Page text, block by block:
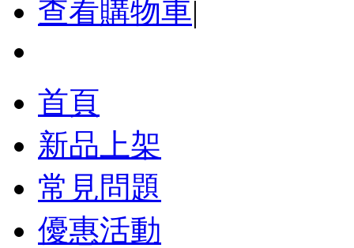
查看購物車|
首頁
新品上架
常見問題
優惠活動